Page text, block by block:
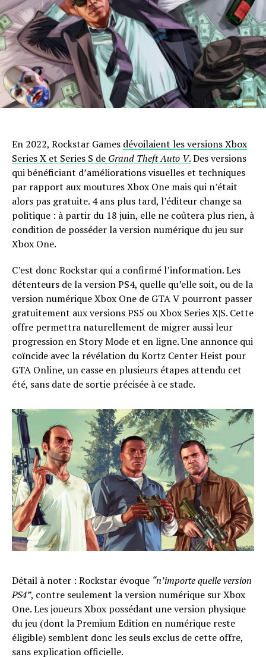
En 2022, Rockstar Games dévoilaient les versions Xbox
Series X et Series S de Grand Theft Auto V.Des versions
qui bénéficiant d’améliorations visuelles et techniques
par rapport aux moutures Xbox One mais qui n’était
alors pas gratuite. 4 ans plus tard, l’éditeur change sa
politique : à partir du 18 juin, elle ne coûtera plus rien, à
condition de posséder la version numérique du jeu sur
Xbox One.
C’est donc Rockstar qui a confirmé l’information. Les
détenteurs de la version PS4, quelle qu’elle soit, ou de la
version numérique Xbox One de GTA V pourront passer
gratuitement aux versions PS5 ou Xbox Series X|S. Cette
offre permettra naturellement de migrer aussi leur
progression en Story Mode et en ligne. Une annonce qui
coïncide avec la révélation du Kortz Center Heist pour
GTA Online, un casse en plusieurs étapes attendu cet
été, sans date de sortie précisée à ce stade.
Détail à noter : Rockstar évoque “n’importe quelle version
PS4”, contre seulement la version numérique sur Xbox
One. Les joueurs Xbox possédant une version physique
du jeu (dont la Premium Edition en numérique reste
éligible) semblent donc les seuls exclus de cette offre,
sans explication officielle.